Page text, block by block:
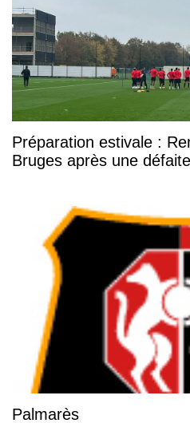
Préparation estivale :
Bruges après une
Palmarès